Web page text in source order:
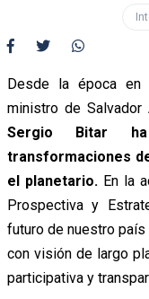
Desde la época en
ministro de
Sergio Bitar
transformaciones
el planetario. En la
Prospectiva y
futuro de nuestro
con visión de largo
participativa y